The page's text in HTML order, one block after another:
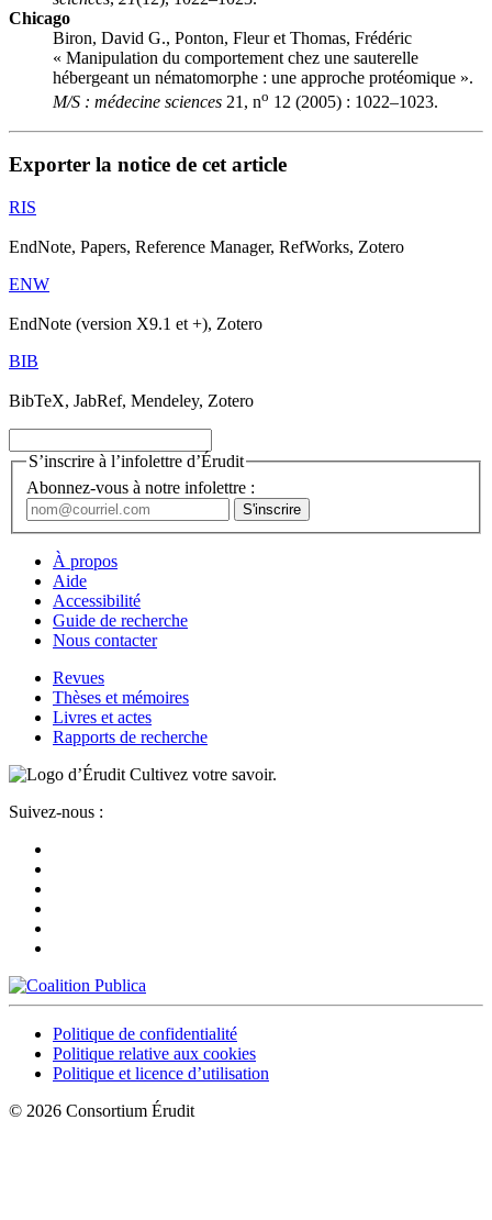
Chicago
Biron, David G., Ponton, Fleur et Thomas, Frédéric
« Manipulation du comportement chez une sauterelle
hébergeant un nématomorphe : une approche protéomique ».
M/S : médecine sciences 21, no 12 (2005) : 1022–1023.
Exporter la notice de cet article
RIS
EndNote, Papers, Reference Manager, RefWorks, Zotero
ENW
EndNote (version X9.1 et +), Zotero
BIB
BibTeX, JabRef, Mendeley, Zotero
S’inscrire à l’infolettre d’Érudit
Abonnez-vous à notre infolettre :
À propos
Aide
Accessibilité
Guide de recherche
Nous contacter
Revues
Thèses et mémoires
Livres et actes
Rapports de recherche
Cultivez votre savoir.
Suivez-nous :
Politique de confidentialité
Politique relative aux cookies
Politique et licence d’utilisation
© 2026 Consortium Érudit